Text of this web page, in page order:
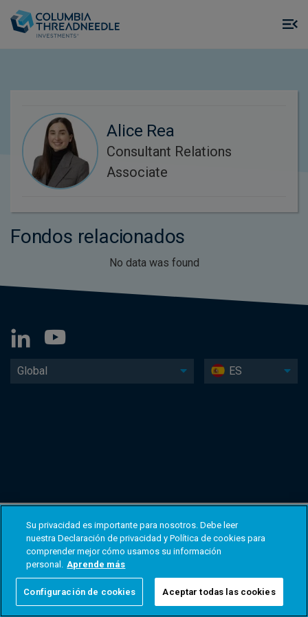
Alice Rea
Consultant Relations
Associate
Fondos relacionados
No data was found
Global ES
Su privacidad es importante para nosotros. Debe leer
nuestra Declaración de privacidad y Política de cookies para
comprender mejor cómo usamos su información
personal. Aprende más
Configuración de cookies Aceptar todas las cookies